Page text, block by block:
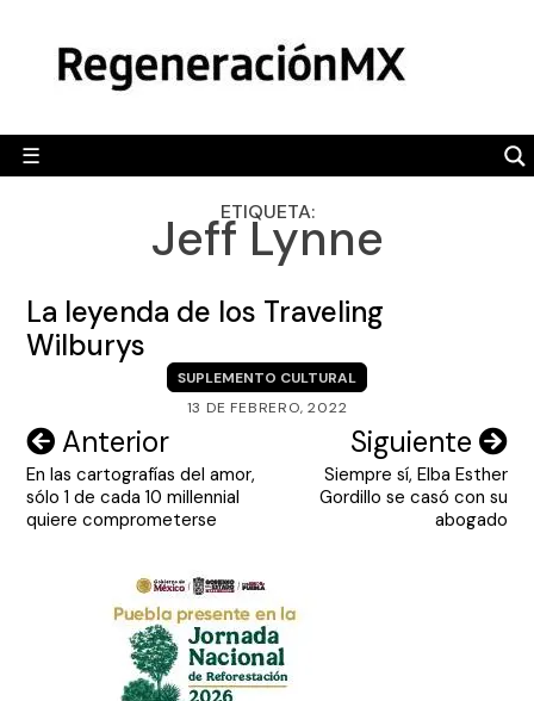
content
☰
POLÍTICA
CAMALEÓN
OPINIÓN
ENGLISH SECTION
VIDEOS
ETIQUETA:
Jeff Lynne
La leyenda de los Traveling
Wilburys
SUPLEMENTO CULTURAL
13 DE FEBRERO, 2022
Navegación
de
entradas
Anterior
En las cartografías del amor,
sólo 1 de cada 10 millennial
quiere comprometerse
Siguiente
Siempre sí, Elba Esther
Gordillo se casó con su
abogado